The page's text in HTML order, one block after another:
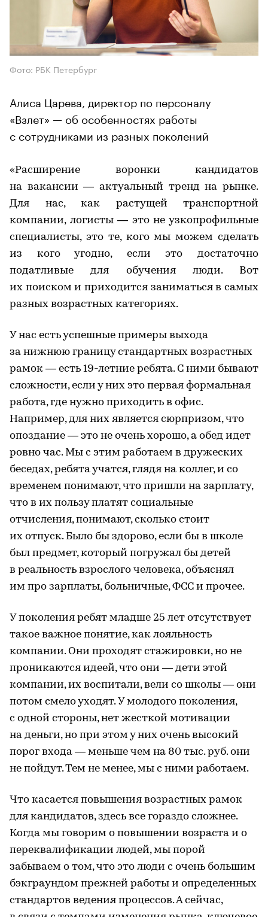
Фото: РБК Петербург
Алиса Царева, директор по персоналу
«Взлет» — об особенностях работы
с сотрудниками из разных поколений
«Расширение воронки кандидатов
на вакансии — актуальный тренд на рынке.
Для нас, как растущей транспортной
компании, логисты — это не узкопрофильные
специалисты, это те, кого мы можем сделать
из кого угодно, если это достаточно
податливые для обучения люди. Вот
их поиском и приходится заниматься в самых
разных возрастных категориях.
У нас есть успешные примеры выхода
за нижнюю границу стандартных возрастных
рамок — есть 19-летние ребята. С ними бывают
сложности, если у них это первая формальная
работа, где нужно приходить в офис.
Например, для них является сюрпризом, что
опоздание — это не очень хорошо, а обед идет
ровно час. Мы с этим работаем в дружеских
беседах, ребята учатся, глядя на коллег, и со
временем понимают, что пришли на зарплату,
что в их пользу платят социальные
отчисления, понимают, сколько стоит
их отпуск. Было бы здорово, если бы в школе
был предмет, который погружал бы детей
в реальность взрослого человека, объяснял
им про зарплаты, больничные, ФСС и прочее.
У поколения ребят младше 25 лет отсутствует
такое важное понятие, как лояльность
компании. Они проходят стажировки, но не
проникаются идеей, что они — дети этой
компании, их воспитали, вели со школы — они
потом смело уходят. У молодого поколения,
с одной стороны, нет жесткой мотивации
на деньги, но при этом у них очень высокий
порог входа — меньше чем на 80 тыс. руб. они
не пойдут. Тем не менее, мы с ними работаем.
Что касается повышения возрастных рамок
для кандидатов, здесь все гораздо сложнее.
Когда мы говорим о повышении возраста и о
переквалификации людей, мы порой
забываем о том, что это люди с очень большим
бэкграундом прежней работы и определенных
стандартов ведения процессов. А сейчас,